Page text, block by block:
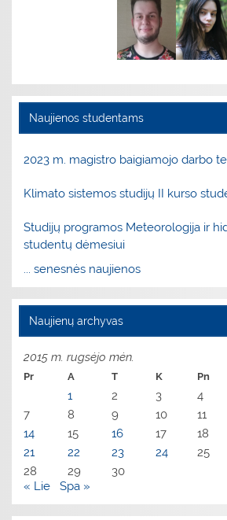
Naujienos studentams
2023 m. magistro baigiamojo darbo
Klimato sistemos studijų II kurso
Studijų programos Meteorologija ir
studentų dėmesiui
... senesnės naujienos
Naujienų archyvas
2015 m. rugsėjo mėn.
Pr A T K Pn
1 2 3 4
7
8 9 10 11
14
15 16 17 18
21
22 23 24 25
28
29
30
« Lie
Spa »